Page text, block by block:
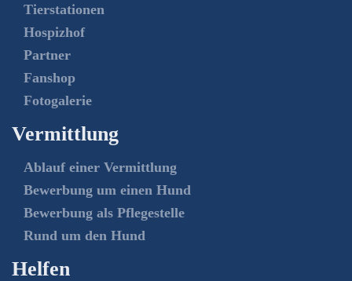
Tierstationen
Hospizhof
Partner
Fanshop
Fotogalerie
Vermittlung
Ablauf einer Vermittlung
Bewerbung um einen Hund
Bewerbung als Pflegestelle
Rund um den Hund
Helfen